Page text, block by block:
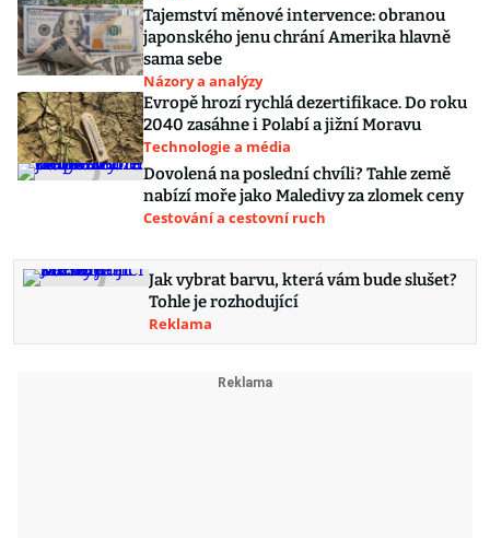
Tajemství měnové intervence: obranou
japonského jenu chrání Amerika hlavně
sama sebe
Názory a analýzy
Evropě hrozí rychlá dezertifikace. Do roku
2040 zasáhne i Polabí a jižní Moravu
Technologie a média
Dovolená na poslední chvíli? Tahle země
nabízí moře jako Maledivy za zlomek ceny
Cestování a cestovní ruch
Jak vybrat barvu, která vám bude slušet?
Tohle je rozhodující
Reklama